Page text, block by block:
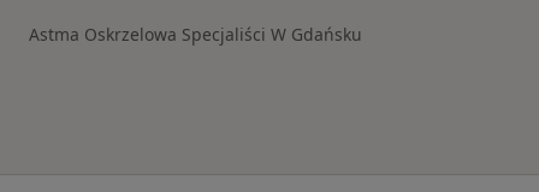
Astma Oskrzelowa Specjaliści W Gdańsku